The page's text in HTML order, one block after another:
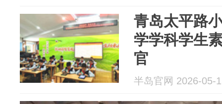
青岛太平路
学学科学生
官
半岛官网 2026-05-